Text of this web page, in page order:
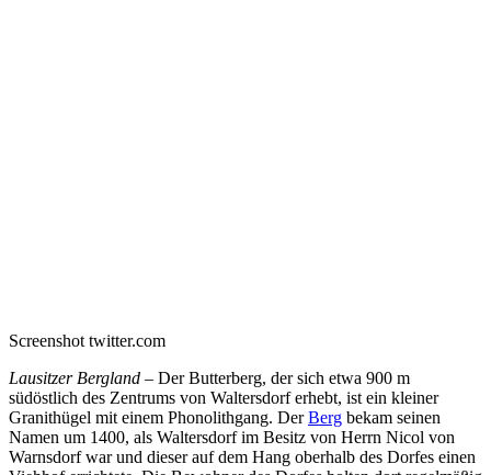
Screenshot twitter.com
Lausitzer Bergland – Der Butterberg, der sich etwa 900 m
südöstlich des Zentrums von Waltersdorf erhebt, ist ein kleiner
Granithügel mit einem Phonolithgang. DerBerg bekam seinen
Namen um 1400, als Waltersdorf im Besitz von Herrn Nicol von
Warnsdorf war und dieser auf dem Hang oberhalb des Dorfes einen